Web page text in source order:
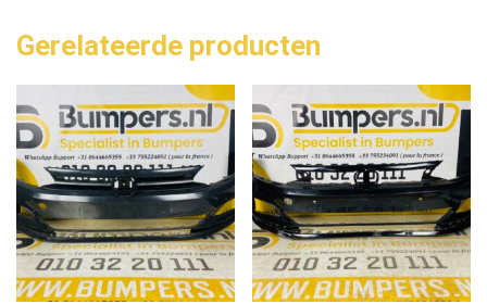
Gerelateerde producten